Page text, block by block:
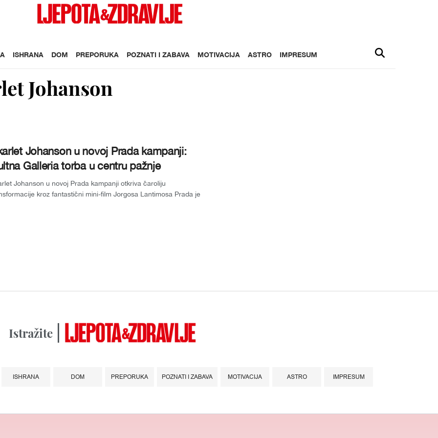
ISHRANA DOM PREPORUKA POZNATI I ZABAVA MOTIVACIJA ASTRO IMPRESUM
Johanson
Johanson u novoj Prada kampanji:
Galleria torba u centru pažnje
Johanson u novoj Prada kampanji otkriva čaroliju
kroz fantastični mini-film Jorgosa Lantimosa Prada je
Istražite
ISHRANA DOM PREPORUKA POZNATI I ZABAVA MOTIVACIJA ASTRO IMPRESUM